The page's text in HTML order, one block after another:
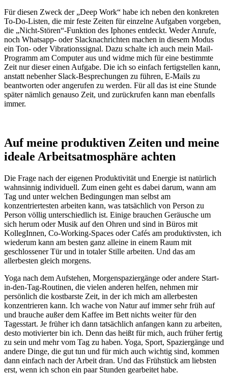
Für diesen Zweck der „Deep Work“ habe ich neben den konkreten
To-Do-Listen, die mir feste Zeiten für einzelne Aufgaben vorgeben,
die „Nicht-Stören“-Funktion des Iphones entdeckt. Weder Anrufe,
noch Whatsapp- oder Slacknachrichten machen in diesem Modus
ein Ton- oder Vibrationssignal. Dazu schalte ich auch mein Mail-
Programm am Computer aus und widme mich für eine bestimmte
Zeit nur dieser einen Aufgabe. Die ich so einfach fertigstellen kann,
anstatt nebenher Slack-Besprechungen zu führen, E-Mails zu
beantworten oder angerufen zu werden. Für all das ist eine Stunde
später nämlich genauso Zeit, und zurückrufen kann man ebenfalls
immer.
Auf meine produktiven Zeiten und meine
ideale Arbeitsatmosphäre achten
Die Frage nach der eigenen Produktivität und Energie ist natürlich
wahnsinnig individuell. Zum einen geht es dabei darum, wann am
Tag und unter welchen Bedingungen man selbst am
konzentriertesten arbeiten kann, was tatsächlich von Person zu
Person völlig unterschiedlich ist. Einige brauchen Geräusche um
sich herum oder Musik auf den Ohren und sind in Büros mit
KollegInnen, Co-Working-Spaces oder Cafés am produktivsten, ich
wiederum kann am besten ganz alleine in einem Raum mit
geschlossener Tür und in totaler Stille arbeiten. Und das am
allerbesten gleich morgens.
Yoga nach dem Aufstehen, Morgenspaziergänge oder andere Start-
in-den-Tag-Routinen, die vielen anderen helfen, nehmen mir
persönlich die kostbarste Zeit, in der ich mich am allerbesten
konzentrieren kann. Ich wache von Natur auf immer sehr früh auf
und brauche außer dem Kaffee im Bett nichts weiter für den
Tagesstart. Je früher ich dann tatsächlich anfangen kann zu arbeiten,
desto motivierter bin ich. Denn das heißt für mich, auch früher fertig
zu sein und mehr vom Tag zu haben. Yoga, Sport, Spaziergänge und
andere Dinge, die gut tun und für mich auch wichtig sind, kommen
dann einfach nach der Arbeit dran. Und das Frühstück am liebsten
erst, wenn ich schon ein paar Stunden gearbeitet habe.